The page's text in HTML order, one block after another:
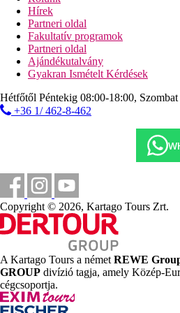
foglaltság/elérhetőség
Sport/szabadidő:
Sport- és szabadidős ajánlat: darts
(ingyenes), fitnesz, foci, tenisz
szállodában), jóga, röplabda,
asztalitenisz (ingyenes),
ajánlat: ingyenes szauna. Wellness
ellenében. Szórakozás
élőzenével.
Egyes létesítmények és
díjköteles lehet. Egyes
időjárási viszonyoktól függenek.
Hitelkártyák: Euro/MasterCard,
Luxus szoba:
A modern szobák (méret: kb.
egy king size ágy, egy
egy egyszemélyes ágy, egy
(ingyenes), konyhasarok,
ellenében), erkély, internet
kábeltévé. Síkképernyős TV,
légkondicionáló (januártól
Hírek
Partneri oldal
Fakultatív programok
Partneri oldal
Ajándékutalvány
Gyakran Ismételt Kérdések
Hétfőtől Péntekig 08:00-18:00,
+36 1/ 462-8-462
Copyright © 2026, Kartago Tours Zrt.
A Kartago Tours a német REWE
GROUP divízió tagja, amely Közép-
cégcsoportja.